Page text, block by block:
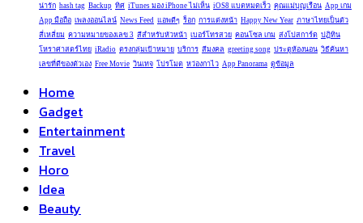
น่ารัก hash tag Backup ทิศ iTunes มอง iPhone ไม่เห็น iOS8 แบตหมดเร็ว คุณแม่บุญเรือน App เกม
App มือถือ เพลงออนไลน์ News Feed แอพดีๆ ร็อก การแต่งหน้า Happy New Year ภาษาไทยเป็นตัว
สี่เหลี่ยม ความหมายของเลข 3 สีสำหรับหัวหน้า เบอร์โทรสวย คอนโซล เกม ส่งโปสการ์ด ปฏิทิน
โหราศาสตร์ไทย iRadio ตรงกลุ่มเป้าหมาย บริการ สีมงคล greeting song ประตูห้องนอน วิธีค้นหา
เลขที่ดีของตัวเอง Free Movie วินเทจ โปรโมต หว่องกาไว App Panorama ดูข้อมูล
Home
Gadget
Entertainment
Travel
Horo
Idea
Beauty